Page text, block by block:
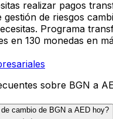
realizar pagos
gestión de riesgos
Programa
en 130 monedas en
sobre BGN a
cambio de BGN a AED hoy?